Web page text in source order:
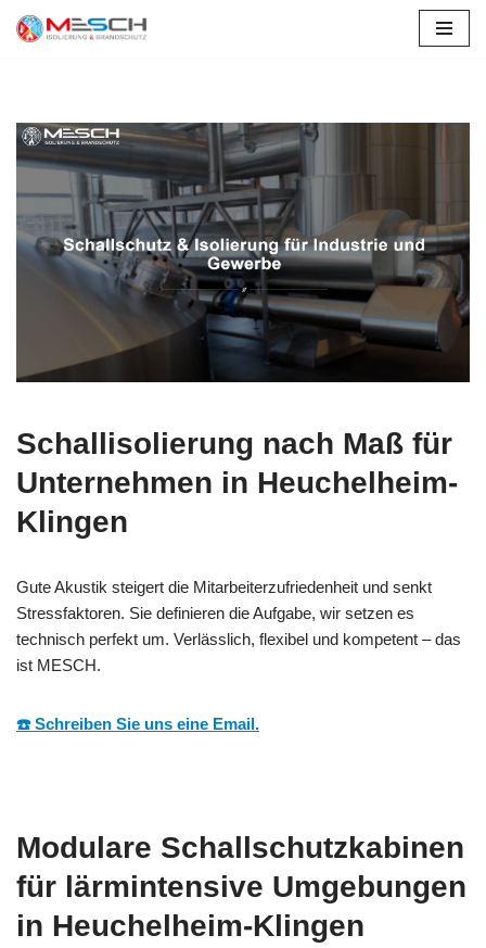
Schallisolierung nach Maß für
Unternehmen in Heuchelheim-
Klingen
Gute Akustik steigert die Mitarbeiterzufriedenheit und senkt
Stressfaktoren. Sie definieren die Aufgabe, wir setzen es
technisch perfekt um. Verlässlich, flexibel und kompetent – das
ist MESCH.
☎️ Schreiben Sie uns eine Email.
Modulare Schallschutzkabinen
für lärmintensive Umgebungen
in Heuchelheim-Klingen